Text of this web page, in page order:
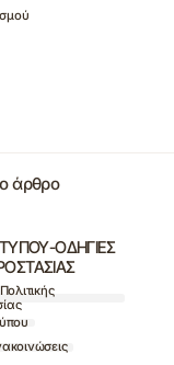
άρθρο
ΟΔΗΓΙΕΣ